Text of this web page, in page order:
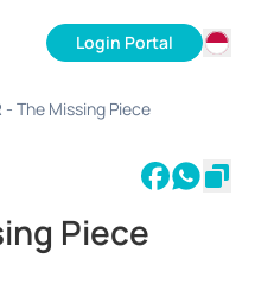
Login Portal
- The Missing Piece
Piece